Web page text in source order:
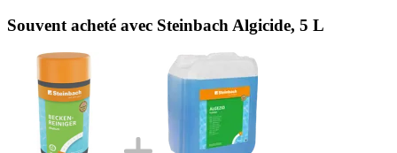
Souvent acheté avec Steinbach Algicide, 5 L